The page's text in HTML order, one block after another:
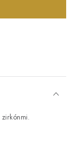
zirkónmi.